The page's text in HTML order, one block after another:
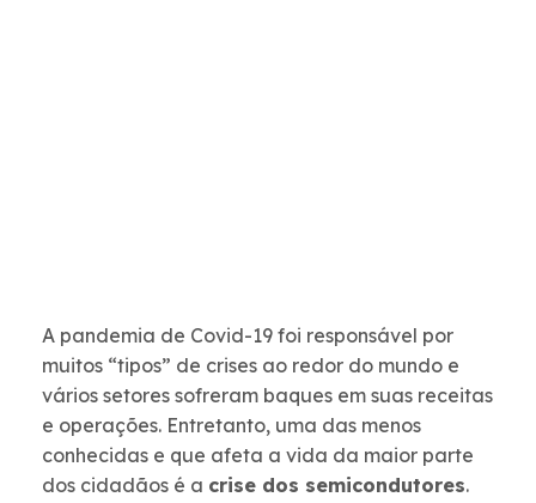
A pandemia de Covid-19 foi responsável por
muitos “tipos” de crises ao redor do mundo e
vários setores sofreram baques em suas receitas
e operações. Entretanto, uma das menos
conhecidas e que afeta a vida da maior parte
dos cidadãos é a crise dos semicondutores.